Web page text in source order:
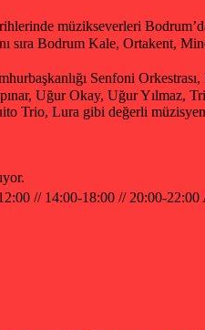
müzikseverleri
sıra Bodrum Kale, Ortakent,
Senfoni Orkestrası,
Uğur Okay, Uğur Yılmaz,
Trio, Lura gibi değerli
// 14:00-18:00 // 20:00-